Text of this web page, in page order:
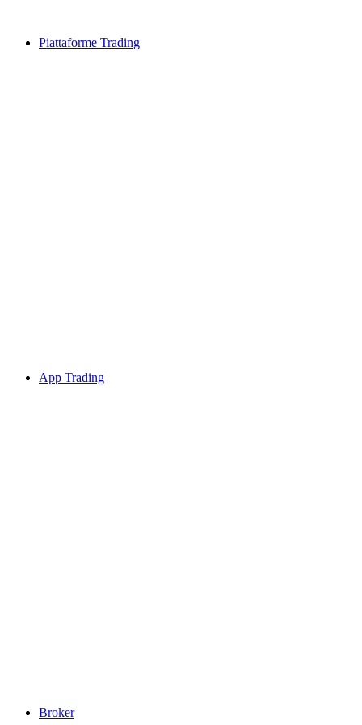
Piattaforme Trading
App Trading
Broker